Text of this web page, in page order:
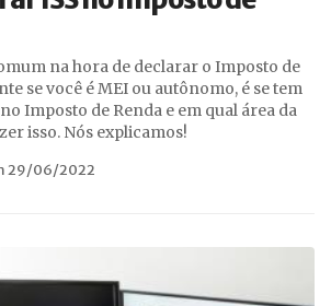
na hora de declarar o Imposto de
se você é MEI ou autônomo, é se tem
Imposto de Renda e em qual área da
isso. Nós explicamos!
29/06/2022